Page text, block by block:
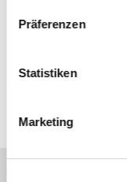
Präferenzen
Statistiken
Marketing
Vgl. Pacheco,
hygiene/
Weitere